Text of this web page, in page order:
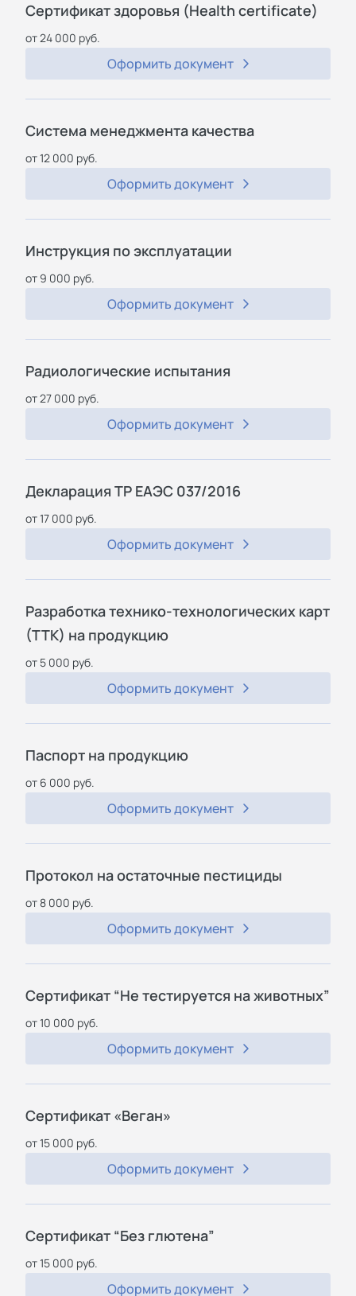
Сертификат здоровья (Health certificate)
от 24 000 руб.
Оформить документ
Система менеджмента качества
от 12 000 руб.
Оформить документ
Инструкция по эксплуатации
от 9 000 руб.
Оформить документ
Радиологические испытания
от 27 000 руб.
Оформить документ
Декларация ТР ЕАЭС 037/2016
от 17 000 руб.
Оформить документ
Разработка технико-технологических карт
(ТТК) на продукцию
от 5 000 руб.
Оформить документ
Паспорт на продукцию
от 6 000 руб.
Оформить документ
Протокол на остаточные пестициды
от 8 000 руб.
Оформить документ
Сертификат “Не тестируется на животных”
от 10 000 руб.
Оформить документ
Сертификат «Веган»
от 15 000 руб.
Оформить документ
Сертификат “Без глютена”
от 15 000 руб.
Оформить документ